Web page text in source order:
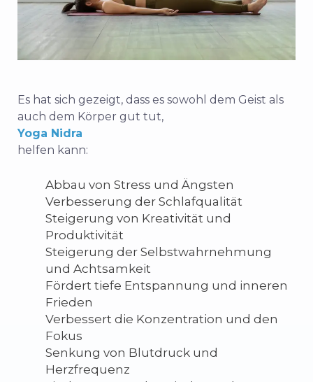
Es hat sich gezeigt, dass es sowohl dem Geist als
auch dem Körper gut tut,
Yoga Nidra
helfen kann:
Abbau von Stress und Ängsten
Verbesserung der Schlafqualität
Steigerung von Kreativität und
Produktivität
Steigerung der Selbstwahrnehmung
und Achtsamkeit
Fördert tiefe Entspannung und inneren
Frieden
Verbessert die Konzentration und den
Fokus
Senkung von Blutdruck und
Herzfrequenz